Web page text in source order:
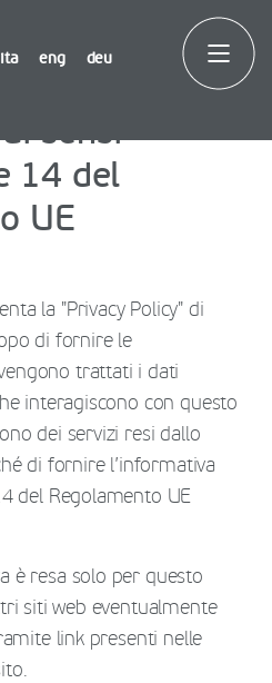
ita eng deu
sensi
14 del
UE
la "Privacy Policy" di
di fornire le
trattati i dati
interagiscono con questo
dei servizi resi dallo
di fornire l’informativa
del Regolamento UE
è resa solo per questo
siti web eventualmente
link presenti nelle